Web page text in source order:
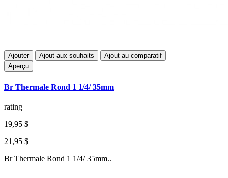
Ajouter Ajout aux souhaits
Ajout au comparatif
Aperçu
Br Thermale Rond 1 1/4/ 35mm
rating
19,95 $
21,95 $
Br Thermale Rond 1 1/4/ 35mm..